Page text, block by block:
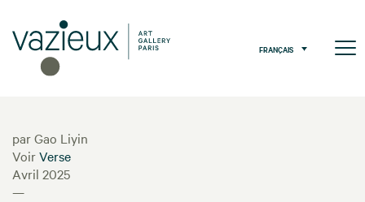
FRANÇAIS
par Gao Liyin
VoirVerse
Avril 2025
—